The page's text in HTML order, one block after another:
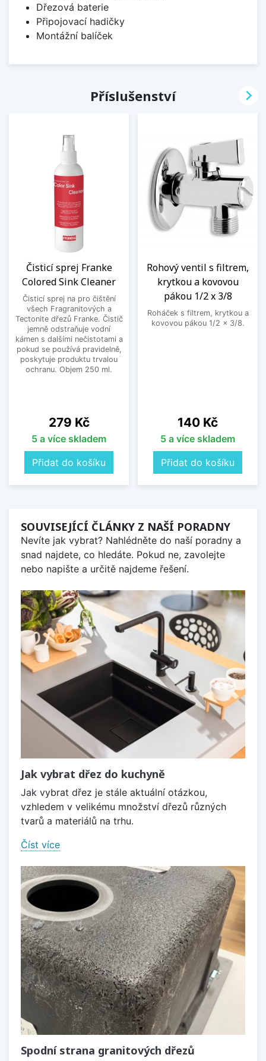
Dřezová baterie
Připojovací hadičky
Montážní balíček
Příslušenství
Čisticí sprej Franke
Colored Sink Cleaner
Čisticí sprej na pro čištění
všech Fragranitových a
Tectonite dřezů Franke. Čistič
jemně odstraňuje vodní
kámen s dalšími nečistotami a
pokud se používá pravidelně,
poskytuje produktu trvalou
ochranu. Objem 250 ml.
Cena
279 Kč
5 a více skladem
Přidat do košíku
Rohový ventil s filtrem,
krytkou a kovovou
pákou 1/2 x 3/8
Roháček s filtrem, krytkou a
kovovou pákou 1/2 x 3/8.
Cena
140 Kč
5 a více skladem
Přidat do košíku

SOUVISEJÍCÍ ČLÁNKY Z NAŠÍ PORADNY
Nevíte jak vybrat? Nahlédněte do naší poradny a
snad najdete, co hledáte. Pokud ne, zavolejte
nebo napište a určitě najdeme řešení.
Jak vybrat dřez do kuchyně
Jak vybrat dřez je stále aktuální otázkou,
vzhledem v velikému množství dřezů různých
tvarů a materiálů na trhu.
Číst více
Spodní strana granitových dřezů